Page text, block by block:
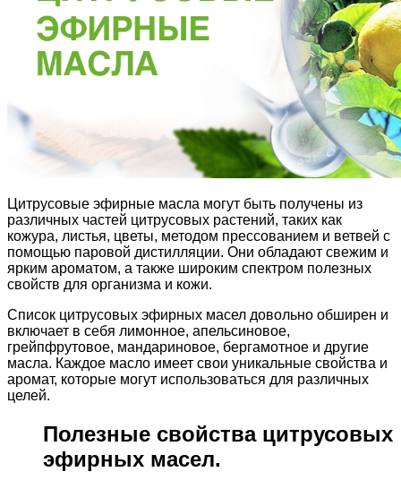
Цитрусовые эфирные масла могут быть получены из
различных частей цитрусовых растений, таких как
кожура, листья, цветы, методом прессованием и ветвей с
помощью паровой дистилляции. Они обладают свежим и
ярким ароматом, а также широким спектром полезных
свойств для организма и кожи.
Список цитрусовых эфирных масел довольно обширен и
включает в себя лимонное, апельсиновое,
грейпфрутовое, мандариновое, бергамотное и другие
масла. Каждое масло имеет свои уникальные свойства и
аромат, которые могут использоваться для различных
целей.
Полезные свойства цитрусовых
эфирных масел.